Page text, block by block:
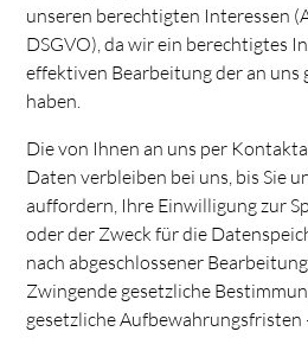
unseren berechtigten Interessen
DSGVO), da wir ein berechtigtes
effektiven Bearbeitung der an uns
haben.
Die von Ihnen an uns per
Daten verbleiben bei uns, bis Sie
auffordern, Ihre Einwilligung zur
oder der Zweck für die
nach abgeschlossener
Zwingende gesetzliche
gesetzliche